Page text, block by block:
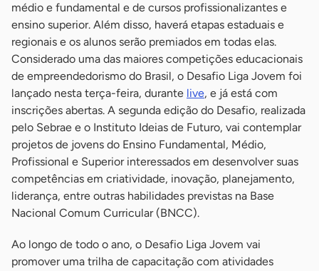
médio e fundamental e de cursos profissionalizantes e
ensino superior. Além disso, haverá etapas estaduais e
regionais e os alunos serão premiados em todas elas.
Considerado uma das maiores competições educacionais
de empreendedorismo do Brasil, o Desafio Liga Jovem foi
lançado nesta terça-feira, durante live, e já está com
inscrições abertas. A segunda edição do Desafio, realizada
pelo Sebrae e o Instituto Ideias de Futuro, vai contemplar
projetos de jovens do Ensino Fundamental, Médio,
Profissional e Superior interessados em desenvolver suas
competências em criatividade, inovação, planejamento,
liderança, entre outras habilidades previstas na Base
Nacional Comum Curricular (BNCC).
Ao longo de todo o ano, o Desafio Liga Jovem vai
promover uma trilha de capacitação com atividades